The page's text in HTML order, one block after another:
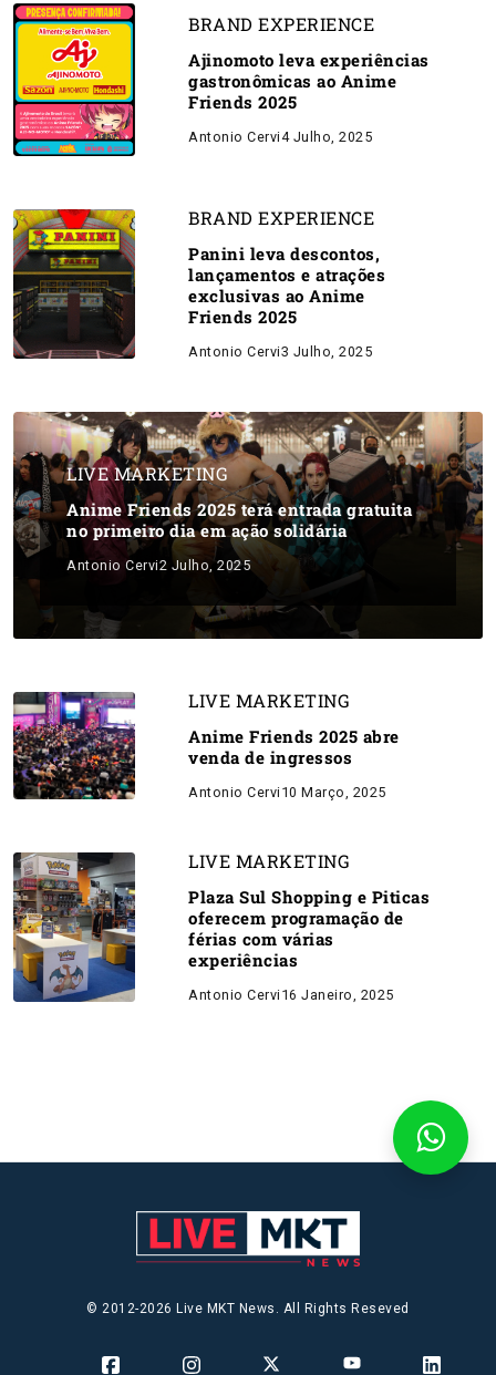
BRAND EXPERIENCE
Ajinomoto leva experiências
gastronômicas ao Anime
Friends 2025
Antonio Cervi4 Julho, 2025
BRAND EXPERIENCE
Panini leva descontos,
lançamentos e atrações
exclusivas ao Anime
Friends 2025
Antonio Cervi3 Julho, 2025
LIVE MARKETING
Anime Friends 2025 terá entrada gratuita
no primeiro dia em ação solidária
Antonio Cervi2 Julho, 2025
LIVE MARKETING
Anime Friends 2025 abre
venda de ingressos
Antonio Cervi 10 Março, 2025
LIVE MARKETING
Plaza Sul Shopping e Piticas
oferecem programação de
férias com várias
experiências
Antonio Cervi 16 Janeiro, 2025
© 2012-2026 Live MKT News. All Rights Reseved